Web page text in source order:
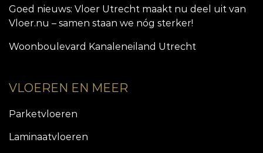
Goed nieuws: Vloer Utrecht maakt nu deel uit van
Vloer.nu – samen staan we nóg sterker!
Woonboulevard Kanaleneiland Utrecht
VLOEREN EN MEER
Parketvloeren
Laminaatvloeren